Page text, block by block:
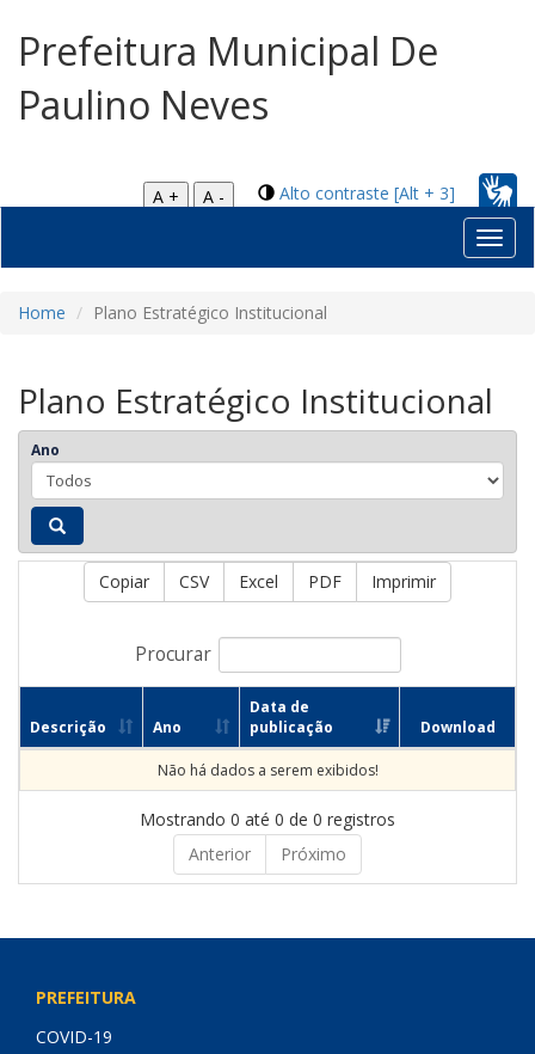
Prefeitura Municipal De
Paulino Neves
Alto contraste [Alt + 3]
A +
A -
Home Plano Estratégico Institucional
Plano Estratégico Institucional
Ano
Copiar CSV Excel PDF Imprimir
Procurar
Descrição Ano
Data de
publicação
Download
Não há dados a serem exibidos!
Mostrando 0 até 0 de 0 registros
Anterior
Próximo
PREFEITURA
COVID-19